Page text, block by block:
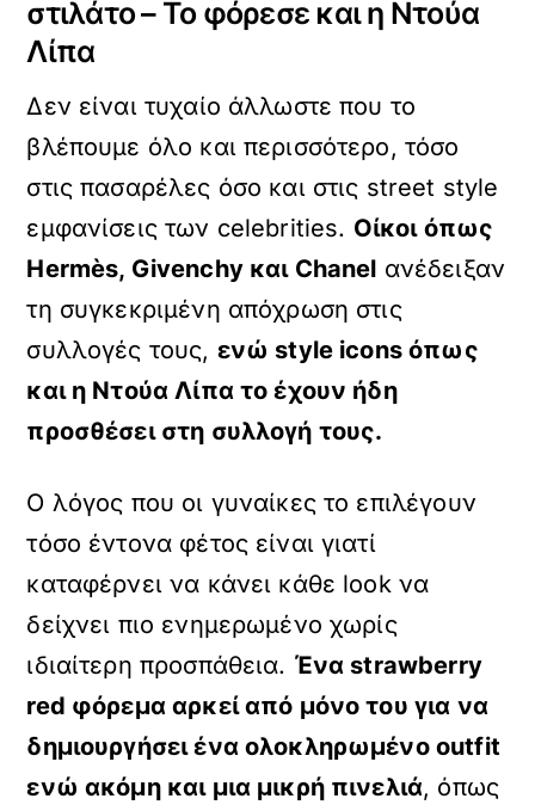
στιλάτο – Το φόρεσε και η Ντούα
Λίπα
Δεν είναι τυχαίο άλλωστε που το
βλέπουμε όλο και περισσότερο, τόσο
στις πασαρέλες όσο και στις street style
εμφανίσεις των celebrities. Οίκοι όπως
Hermès, Givenchy και Chanel ανέδειξαν
τη συγκεκριμένη απόχρωση στις
συλλογές τους, ενώ style icons όπως
και η Ντούα Λίπα το έχουν ήδη
προσθέσει στη συλλογή τους.
Ο λόγος που οι γυναίκες το επιλέγουν
τόσο έντονα φέτος είναι γιατί
καταφέρνει να κάνει κάθε look να
δείχνει πιο ενημερωμένο χωρίς
ιδιαίτερη προσπάθεια. Ένα strawberry
red φόρεμα αρκεί από μόνο του για να
δημιουργήσει ένα ολοκληρωμένο outfit
ενώ ακόμη και μια μικρή πινελιά, όπως